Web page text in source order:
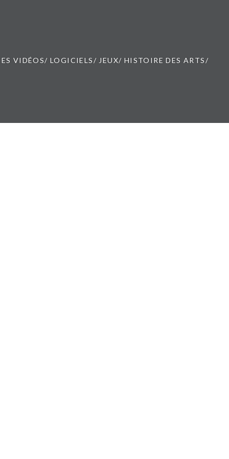
VIDÉOS/ LOGICIELS/ JEUX/ HISTOIRE DES ARTS/